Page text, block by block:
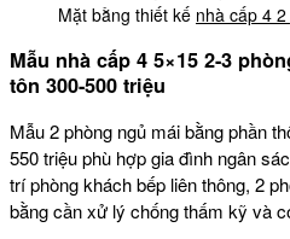
Mặt bằng thiết kế nhà cấp 4
Mẫu nhà cấp 4 5×15 2-3
tôn 300-500 triệu
Mẫu 2 phòng ngủ mái bằng phần
550 triệu phù hợp gia đình ngân
trí phòng khách bếp liên thông, 2
bằng cần xử lý chống thấm kỹ và